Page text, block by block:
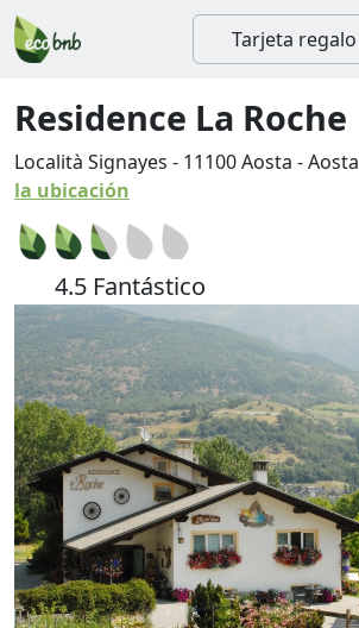
Tarjeta regalo
Residence La Roche
Località Signayes - 11100Aosta -Aosta
la ubicación
4.5 Fantástico